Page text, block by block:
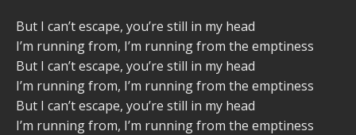
But I can’t escape, you’re still in my head
I’m running from, I’m running from the emptiness
But I can’t escape, you’re still in my head
I’m running from, I’m running from the emptiness
But I can’t escape, you’re still in my head
I’m running from, I’m running from the emptiness